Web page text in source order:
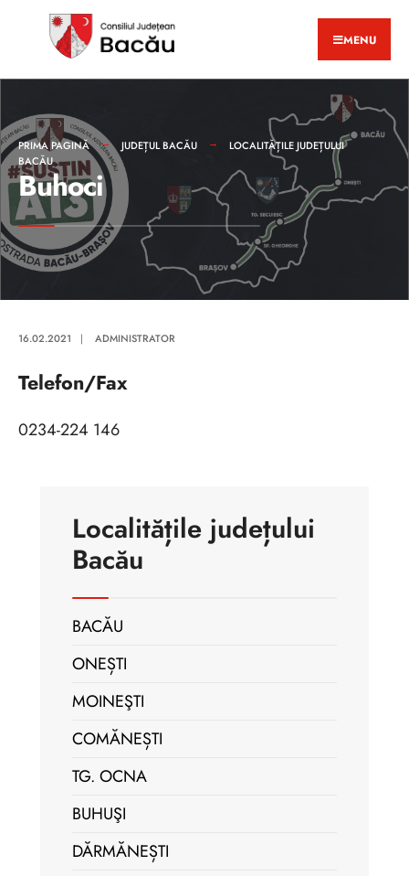
MENU
PRIMA PAGINĂ JUDEȚUL BACĂU
LOCALITĂȚILE JUDEȚULUI
BACĂU
Buhoci
16.02.2021 | ADMINISTRATOR
Telefon/Fax
0234-224 146
Localitățile județului
Bacău
BACĂU
ONEȘTI
MOINEŞTI
COMĂNEȘTI
TG. OCNA
BUHUŞI
DĂRMĂNEȘTI